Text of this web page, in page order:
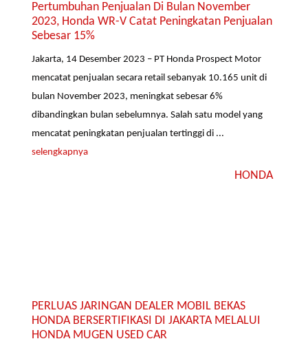
Pertumbuhan Penjualan Di Bulan November
2023, Honda WR-V Catat Peningkatan Penjualan
Sebesar 15%
Jakarta, 14 Desember 2023 – PT Honda Prospect Motor
mencatat penjualan secara retail sebanyak 10.165 unit di
bulan November 2023, meningkat sebesar 6%
dibandingkan bulan sebelumnya. Salah satu model yang
mencatat peningkatan penjualan tertinggi di ...
selengkapnya
HONDA
PERLUAS JARINGAN DEALER MOBIL BEKAS
HONDA BERSERTIFIKASI DI JAKARTA MELALUI
HONDA MUGEN USED CAR